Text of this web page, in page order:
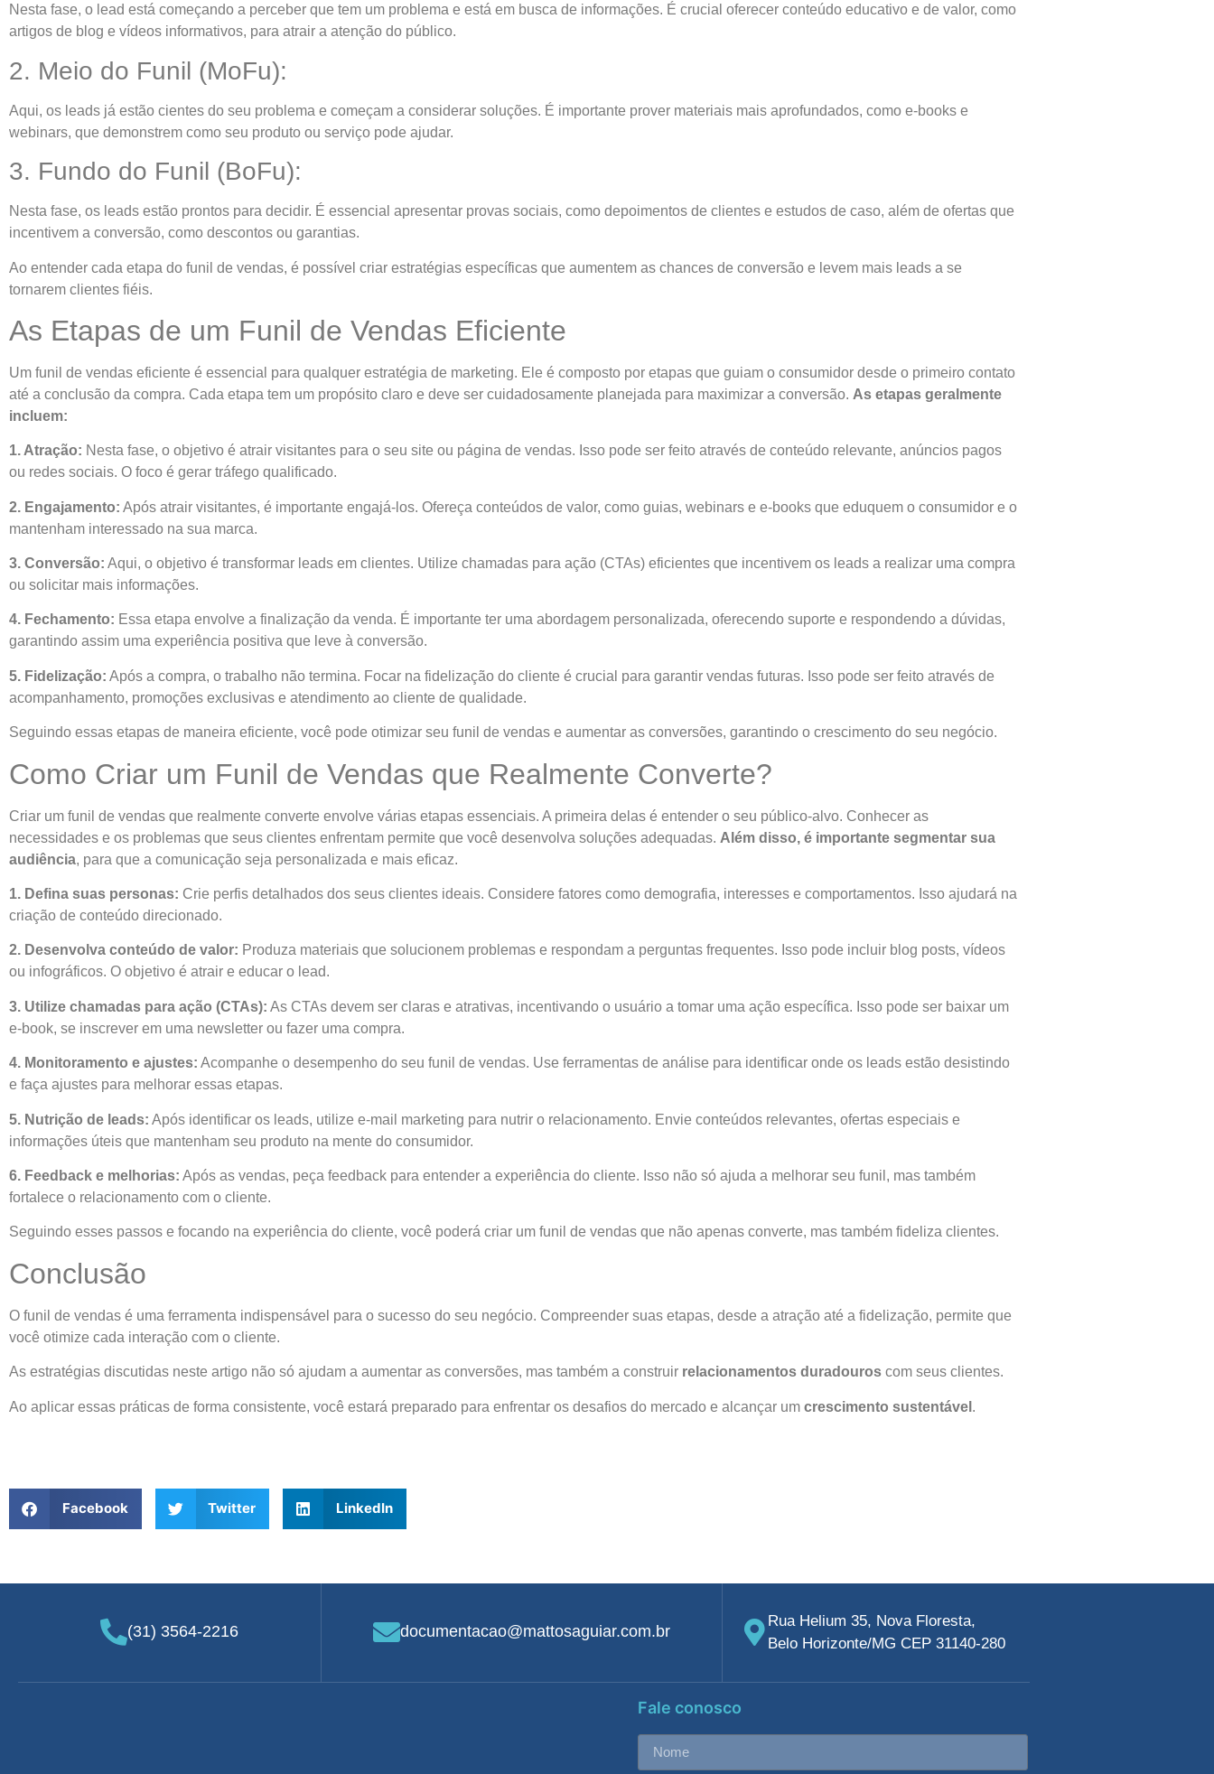
Nesta fase, o lead está começando a perceber que tem um problema e está em busca de informações. É crucial oferecer conteúdo educativo e de valor, como
artigos de blog e vídeos informativos, para atrair a atenção do público.
2. Meio do Funil (MoFu):
Aqui, os leads já estão cientes do seu problema e começam a considerar soluções. É importante prover materiais mais aprofundados, como e-books e
webinars, que demonstrem como seu produto ou serviço pode ajudar.
3. Fundo do Funil (BoFu):
Nesta fase, os leads estão prontos para decidir. É essencial apresentar provas sociais, como depoimentos de clientes e estudos de caso, além de ofertas que
incentivem a conversão, como descontos ou garantias.
Ao entender cada etapa do funil de vendas, é possível criar estratégias específicas que aumentem as chances de conversão e levem mais leads a se
tornarem clientes fiéis.
As Etapas de um Funil de Vendas Eficiente
Um funil de vendas eficiente é essencial para qualquer estratégia de marketing. Ele é composto por etapas que guiam o consumidor desde o primeiro contato
até a conclusão da compra. Cada etapa tem um propósito claro e deve ser cuidadosamente planejada para maximizar a conversão. As etapas geralmente
incluem:
1. Atração: Nesta fase, o objetivo é atrair visitantes para o seu site ou página de vendas. Isso pode ser feito através de conteúdo relevante, anúncios pagos
ou redes sociais. O foco é gerar tráfego qualificado.
2. Engajamento: Após atrair visitantes, é importante engajá-los. Ofereça conteúdos de valor, como guias, webinars e e-books que eduquem o consumidor e o
mantenham interessado na sua marca.
3. Conversão: Aqui, o objetivo é transformar leads em clientes. Utilize chamadas para ação (CTAs) eficientes que incentivem os leads a realizar uma compra
ou solicitar mais informações.
4. Fechamento: Essa etapa envolve a finalização da venda. É importante ter uma abordagem personalizada, oferecendo suporte e respondendo a dúvidas,
garantindo assim uma experiência positiva que leve à conversão.
5. Fidelização: Após a compra, o trabalho não termina. Focar na fidelização do cliente é crucial para garantir vendas futuras. Isso pode ser feito através de
acompanhamento, promoções exclusivas e atendimento ao cliente de qualidade.
Seguindo essas etapas de maneira eficiente, você pode otimizar seu funil de vendas e aumentar as conversões, garantindo o crescimento do seu negócio.
Como Criar um Funil de Vendas que Realmente Converte?
Criar um funil de vendas que realmente converte envolve várias etapas essenciais. A primeira delas é entender o seu público-alvo. Conhecer as
necessidades e os problemas que seus clientes enfrentam permite que você desenvolva soluções adequadas. Além disso, é importante segmentar sua
audiência, para que a comunicação seja personalizada e mais eficaz.
1. Defina suas personas: Crie perfis detalhados dos seus clientes ideais. Considere fatores como demografia, interesses e comportamentos. Isso ajudará na
criação de conteúdo direcionado.
2. Desenvolva conteúdo de valor: Produza materiais que solucionem problemas e respondam a perguntas frequentes. Isso pode incluir blog posts, vídeos
ou infográficos. O objetivo é atrair e educar o lead.
3. Utilize chamadas para ação (CTAs): As CTAs devem ser claras e atrativas, incentivando o usuário a tomar uma ação específica. Isso pode ser baixar um
e-book, se inscrever em uma newsletter ou fazer uma compra.
4. Monitoramento e ajustes: Acompanhe o desempenho do seu funil de vendas. Use ferramentas de análise para identificar onde os leads estão desistindo
e faça ajustes para melhorar essas etapas.
5. Nutrição de leads: Após identificar os leads, utilize e-mail marketing para nutrir o relacionamento. Envie conteúdos relevantes, ofertas especiais e
informações úteis que mantenham seu produto na mente do consumidor.
6. Feedback e melhorias: Após as vendas, peça feedback para entender a experiência do cliente. Isso não só ajuda a melhorar seu funil, mas também
fortalece o relacionamento com o cliente.
Seguindo esses passos e focando na experiência do cliente, você poderá criar um funil de vendas que não apenas converte, mas também fideliza clientes.
Conclusão
O funil de vendas é uma ferramenta indispensável para o sucesso do seu negócio. Compreender suas etapas, desde a atração até a fidelização, permite que
você otimize cada interação com o cliente.
As estratégias discutidas neste artigo não só ajudam a aumentar as conversões, mas também a construir relacionamentos duradouros com seus clientes.
Ao aplicar essas práticas de forma consistente, você estará preparado para enfrentar os desafios do mercado e alcançar um crescimento sustentável .
Facebook Twitter LinkedIn
(31) 3564-2216 documentacao@mattosaguiar.com.br
Rua Helium 35, Nova Floresta,
Belo Horizonte/MG CEP 31140-280
Fale conosco